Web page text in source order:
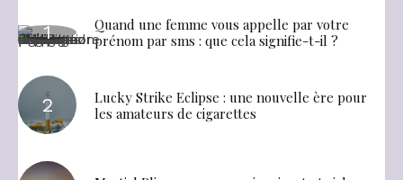
Quand une femme vous appelle par votre
prénom par sms : que cela signifie-t-il ?
Lucky Strike Eclipse : une nouvelle ère pour
les amateurs de cigarettes